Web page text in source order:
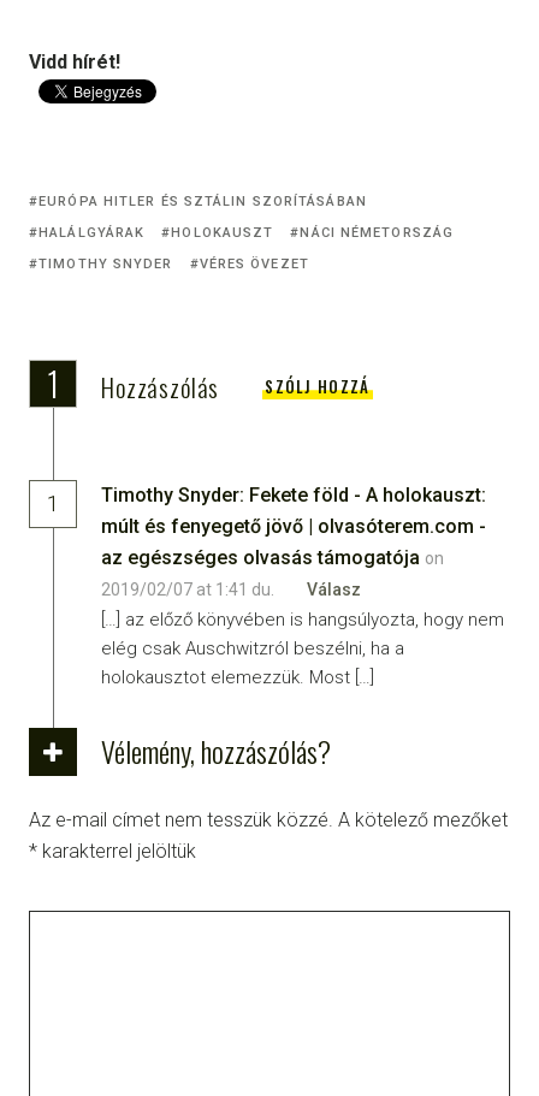
Vidd hírét!
EURÓPA HITLER ÉS SZTÁLIN SZORÍTÁSÁBAN
HALÁLGYÁRAK
HOLOKAUSZT
NÁCI NÉMETORSZÁG
TIMOTHY SNYDER
VÉRES ÖVEZET
1 Hozzászólás SZÓLJ HOZZÁ
1
Timothy Snyder: Fekete föld - A holokauszt:
múlt és fenyegető jövő | olvasóterem.com -
az egészséges olvasás támogatója on
2019/02/07 at 1:41 du.
Válasz
[…] az előző könyvében is hangsúlyozta, hogy nem
elég csak Auschwitzról beszélni, ha a
holokausztot elemezzük. Most […]
Vélemény, hozzászólás?
Az e-mail címet nem tesszük közzé. A kötelező mezőket
* karakterrel jelöltük